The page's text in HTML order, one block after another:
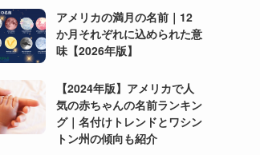
アメリカの満月の名前｜12
か月それぞれに込められた意
味【2026年版】
【2024年版】アメリカで人
気の赤ちゃんの名前ランキン
グ｜名付けトレンドとワシン
トン州の傾向も紹介